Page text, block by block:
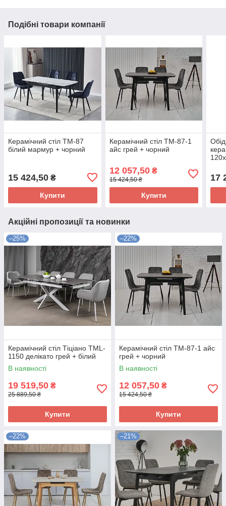
Подібні товари компанії
Керамічний стіл TM-87
білий мармур + чорний
15 424,50 ₴
Купити
Керамічний стіл TM-87-1
айс грей + чорний
12 057,50₴
15 424,50 ₴
Купити
для
17
Акційні пропозиції та новинки
–25%
Керамічний стіл Тіціано TML-
1150 делікато грей + білий
В наявності
19 519,50 ₴
25 889,50 ₴
Купити
–22%
Керамічний стіл TM-87-1 айс
грей + чорний
В наявності
12 057,50 ₴
15 424,50 ₴
Купити
–22% –21%